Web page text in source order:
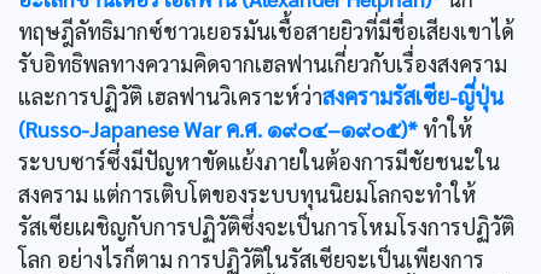
ทฤษฎีลัทธิมากซ์ชาวเยอรมันเชื้อสายยิวที่มีชื่อเสียงเขาได้
รับอิทธิพลทางความคิดจากเฮลฟานเกี่ยวกับเรื่องสงคราม
และการปฏิวัติ เฮลฟานวิเคราะห์ว่าสงครามรัสเซีย-ญี่ปุ่น
(Russo-Japanese War ค.ศ. ๑๙๐๔–๑๙๐๕)* ทำให้
ระบบซาร์ซึ่งมีปัญหาขัดแย้งภายในต้องการมีชัยชนะใน
สงคราม แต่การเติบโตของระบบทุนนิยมโลกจะทำให้
รัสเซียเผชิญกับการปฏิวัติซึ่งจะเป็นการโหมโรงการปฏิวัติ
โลก อย่างไรก็ตาม การปฏิวัติในรัสเซียจะเป็นเพียงการ